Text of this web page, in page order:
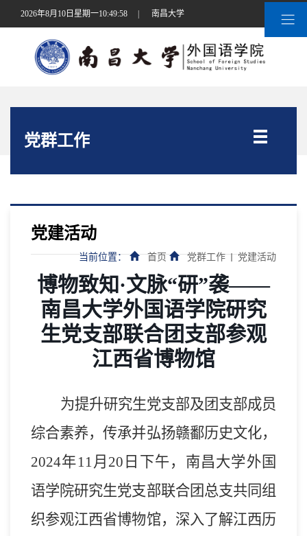
2026年8月10日星期一10:49:59 南昌大学
党群工作
党建活动
当前位置： 首页 党群工作 党建活动
博物致知·文脉“研”袭——
南昌大学外国语学院研究
生党支部联合团支部参观
江西省博物馆
为提升研究生党支部及团支部成员
综合素养，传承并弘扬赣鄱历史文化，
2024年11 月 20 日 下午，南昌大学外国
语学院研究生党支部联合团总支共同 组
织参观江西省博物馆， 深入了解江西历